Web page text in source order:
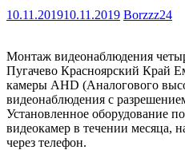
10.11.201910.11.2019 Borzzz24
Монтаж видеонаблюдения
Пугачево Красноярский Край
камеры AHD (Аналогового
видеонаблюдения с
Установленное оборудование
видеокамер в течении месяца,
через телефон.